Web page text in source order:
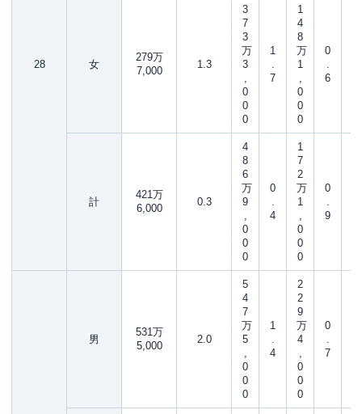
28 女
279万
7,000
1.3
3
7
3
万
3
0
0
0
1
7
1
4
8
万
1
0
0
0
0
6
計
421万
6,000
0.3
4
8
6
万
9
0
0
0
0
4
1
7
2
万
1
0
0
0
0
9
男
531万
5,000
2.0
5
4
7
万
5
0
0
0
1
4
2
2
9
万
4
0
0
0
0
7